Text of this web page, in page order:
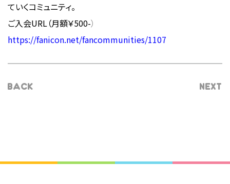
ていくコミュニティ。
ご入会URL（月額￥500-）
https://fanicon.net/fancommunities/1107
BACK NEXT